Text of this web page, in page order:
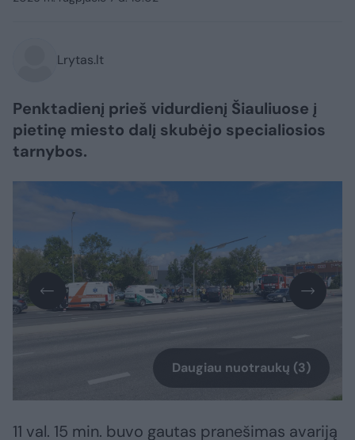
Lrytas.lt
Penktadienį prieš vidurdienį Šiauliuose į
pietinę miesto dalį skubėjo specialiosios
tarnybos.
Daugiau nuotraukų (3)
11 val. 15 min. buvo gautas pranešimas avariją